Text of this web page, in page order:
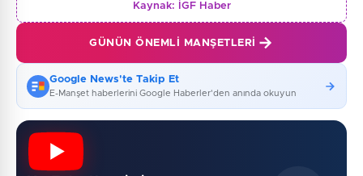
Kaynak: İGF Haber
GÜNÜN ÖNEMLI MANŞETLERI
Google News'te Takip Et
E-Manşet haberlerini Google Haberler'den anında okuyun